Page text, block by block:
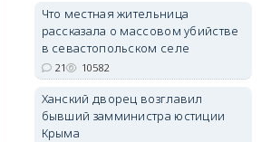
Что местная жительница
рассказала о массовом убийстве
в севастопольском селе
21 10582
Ханский дворец возглавил
бывший замминистра юстиции
Крыма